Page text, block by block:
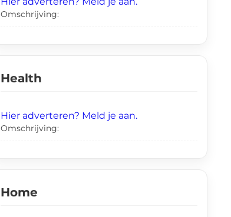
Omschrijving:
Health
Hier adverteren? Meld je aan.
Omschrijving:
Home